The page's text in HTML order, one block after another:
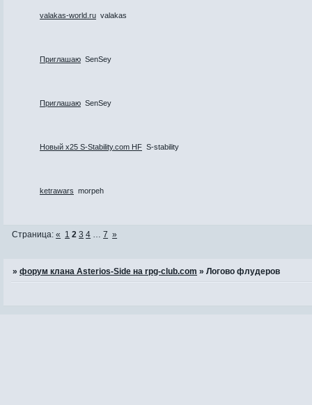
valakas-world.ru valakas
Приглашаю SenSey
Приглашаю SenSey
Новый х25 S-Stability.com HF S-stability
ketrawars morpeh
Страница:« 1 2 3 4 … 7 »
»форум клана Asterios-Side на rpg-club.com »Логово флудеров